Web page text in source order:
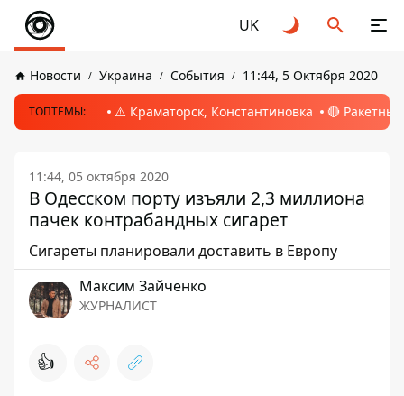
UK
Новости Украина События 11:44, 5 Октября 2020
ТОПТЕМЫ: ⚠️ Краматорск, Константиновка 🔴
11:44, 05 октября 2020
В Одесском порту изъяли 2,3 миллиона
пачек контрабандных сигарет
Сигареты планировали доставить в Европу
Максим Зайченко
ЖУРНАЛИСТ
👍